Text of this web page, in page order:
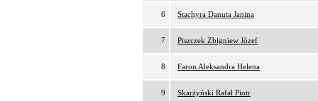
6 Stachyra Danuta Janina
7 Piszczek Zbigniew Józef
8 Faron Aleksandra Helena
9 Skarżyński Rafał Piotr